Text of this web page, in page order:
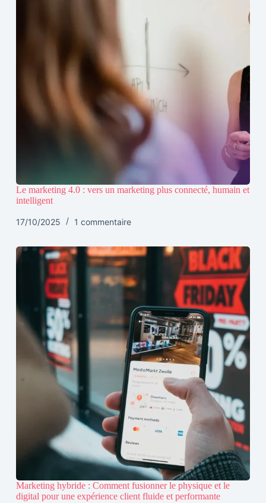
Le marketing 4.0 : vers un marketing plus connecté, humain et
intelligent
17/10/2025 1 commentaire
Marketing hybride : Comment fusionner le physique et le
digital pour une expérience client fluide et performante